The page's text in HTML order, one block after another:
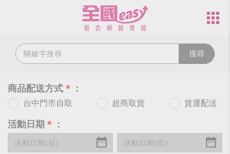
搜尋
商品配送方式 ＊ ：
台中門市自取 超商取貨 貨運配送
活動日期 ＊ ：